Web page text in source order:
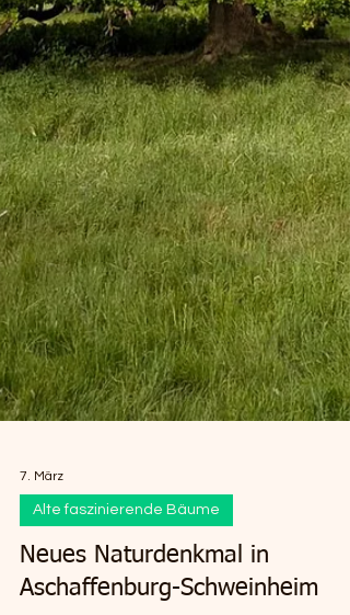
7. März
Alte faszinierende Bäume
Neues Naturdenkmal in